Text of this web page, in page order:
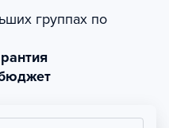
группах по